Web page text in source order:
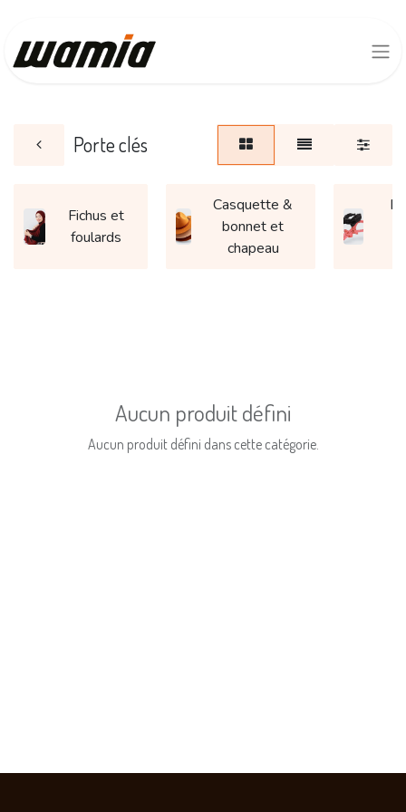
Porte clés
Fichus et
foulards
Casquette &
bonnet et
chapeau
Aucun produit défini
Aucun produit défini dans cette catégorie.